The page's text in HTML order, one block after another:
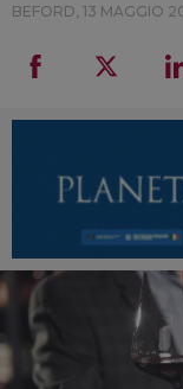
BEFORD, 13 MAGGIO